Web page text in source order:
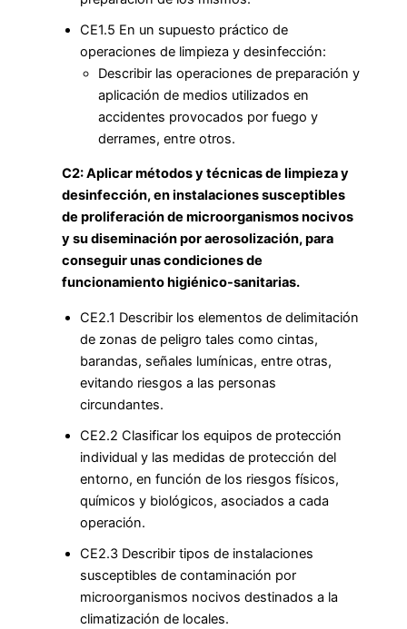
CE1.5 En un supuesto práctico de
operaciones de limpieza y desinfección:
Describir las operaciones de preparación y
aplicación de medios utilizados en
accidentes provocados por fuego y
derrames, entre otros.
C2: Aplicar métodos y técnicas de limpieza y
desinfección, en instalaciones susceptibles
de proliferación de microorganismos nocivos
y su diseminación por aerosolización, para
conseguir unas condiciones de
funcionamiento higiénico-sanitarias.
CE2.1 Describir los elementos de delimitación
de zonas de peligro tales como cintas,
barandas, señales lumínicas, entre otras,
evitando riesgos a las personas
circundantes.
CE2.2 Clasificar los equipos de protección
individual y las medidas de protección del
entorno, en función de los riesgos físicos,
químicos y biológicos, asociados a cada
operación.
CE2.3 Describir tipos de instalaciones
susceptibles de contaminación por
microorganismos nocivos destinados a la
climatización de locales.